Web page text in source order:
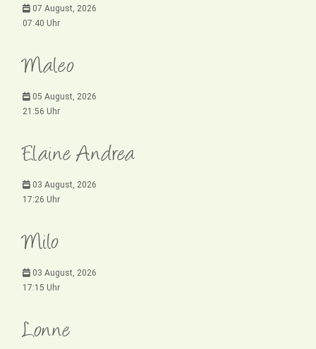
07 August, 2026
07:40 Uhr
Maleo
05 August, 2026
21:56 Uhr
Elaine Andrea
03 August, 2026
17:26 Uhr
Milo
03 August, 2026
17:15 Uhr
Lonne